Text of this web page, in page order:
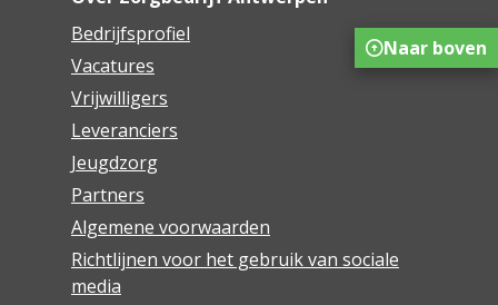
Bedrijfsprofiel
Vacatures
Vrijwilligers
Leveranciers
Jeugdzorg
Partners
Algemene voorwaarden
Richtlijnen voor het gebruik van sociale
media
Naar boven